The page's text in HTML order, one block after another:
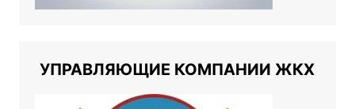
УПРАВЛЯЮЩИЕ КОМПАНИИ ЖКХ